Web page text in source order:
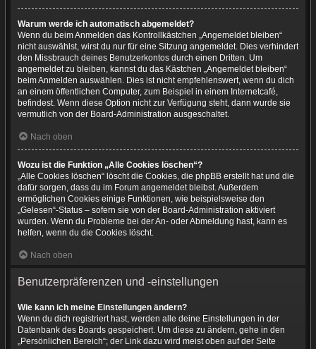
Warum werde ich automatisch abgemeldet?
Wenn du beim Anmelden das Kontrollkästchen „Angemeldet bleiben“
nicht auswählst, wirst du nur für eine Sitzung angemeldet. Dies verhindert
den Missbrauch deines Benutzerkontos durch einen Dritten. Um
angemeldet zu bleiben, kannst du das Kästchen „Angemeldet bleiben“
beim Anmelden auswählen. Dies ist nicht empfehlenswert, wenn du dich
an einem öffentlichen Computer, zum Beispiel in einem Internetcafé,
befindest. Wenn diese Option nicht zur Verfügung steht, dann wurde sie
vermutlich von der Board-Administration ausgeschaltet.
Nach oben
Wozu ist die Funktion „Alle Cookies löschen“?
„Alle Cookies löschen“ löscht die Cookies, die phpBB erstellt hat und die
dafür sorgen, dass du im Forum angemeldet bleibst. Außerdem
ermöglichen Cookies einige Funktionen, wie beispielsweise den
„Gelesen“-Status – sofern sie von der Board-Administration aktiviert
wurden. Wenn du Probleme bei der An- oder Abmeldung hast, kann es
helfen, wenn du die Cookies löscht.
Nach oben
Benutzerpräferenzen und -einstellungen
Wie kann ich meine Einstellungen ändern?
Wenn du dich registriert hast, werden alle deine Einstellungen in der
Datenbank des Boards gespeichert. Um diese zu ändern, gehe in den
„Persönlichen Bereich“; der Link dazu wird meist oben auf der Seite